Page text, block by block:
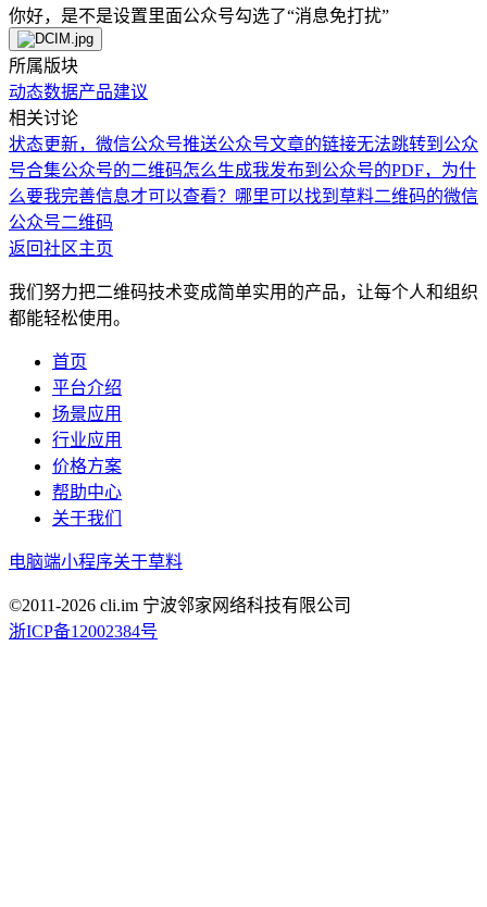
你好，是不是设置里面公众号勾选了“消息免打扰”
所属版块
动态数据产品建议
相关讨论
状态更新，微信公众号推送公众号文章的链接无法跳转到公众
号合集公众号的二维码怎么生成我发布到公众号的PDF，为什
么要我完善信息才可以查看？ 哪里可以找到草料二维码的微信
公众号二维码
返回社区主页
我们努力把二维码技术变成简单实用的产品，让每个人和组织
都能轻松使用。
首页
平台介绍
场景应用
行业应用
价格方案
帮助中心
关于我们
电脑端小程序关于草料
©2011-2026 cli.im 宁波邻家网络科技有限公司
浙ICP备12002384号